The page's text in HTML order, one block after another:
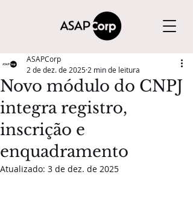
Novo módulo do CNPJ
integra registro,
inscrição e
enquadramento
ASAPCorp
2 de dez. de 2025 2 min de leitura
Atualizado: 3 de dez. de 2025